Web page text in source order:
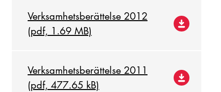
Verksamhetsberättelse 2012
(pdf, 1.69 MB)
Verksamhetsberättelse 2011
(pdf, 477.65 kB)